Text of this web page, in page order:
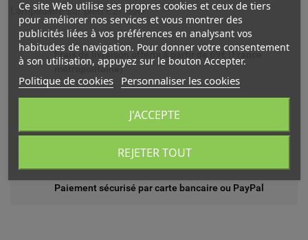
Lampadaire sur pied E27 60w
Frais de livraison offerts à partir de 69€ (France
métropolitaine)
Echange ou remboursement possible sous 14 jours
Paiement sécurisé par carte bancaire ou PayPal
Ce site Web utilise ses propres cookies et ceux de tiers
pour améliorer nos services et vous montrer des
publicités liées à vos préférences en analysant vos
habitudes de navigation. Pour donner votre consentement
à son utilisation, appuyez sur le bouton Accepter.
Politique de cookies Personnaliser les cookies
REJETER TOUT
J'ACCEPTE